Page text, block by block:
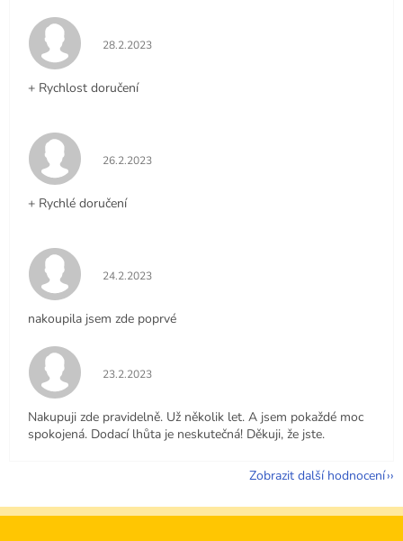
Hodnocení obchodu je 5 z 5 hvězdiček.
28.2.2023
+ Rychlost doručení
Hodnocení obchodu je 5 z 5 hvězdiček.
26.2.2023
+ Rychlé doručení
Hodnocení obchodu je 5 z 5 hvězdiček.
24.2.2023
nakoupila jsem zde poprvé
Hodnocení obchodu je 5 z 5 hvězdiček.
23.2.2023
Nakupuji zde pravidelně. Už několik let. A jsem pokaždé moc
spokojená. Dodací lhůta je neskutečná! Děkuji, že jste.
Zobrazit další hodnocení